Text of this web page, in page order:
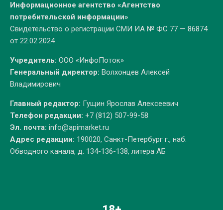
Информационное агентство «Агентство
потребительской информации»
Свидетельство о регистрации СМИ ИА № ФС 77 — 86874
от 22.02.2024
Учредитель: ООО «ИнфоПоток»
Генеральный директор: Волхонцев Алексей
Владимирович
Главный редактор: Гущин Ярослав Алексеевич
Телефон редакции: +7 (812) 507-99-58
Эл. почта: info@apimarket.ru
Адрес редакции: 190020, Санкт-Петербург г., наб.
Обводного канала, д. 134-136-138, литера АБ